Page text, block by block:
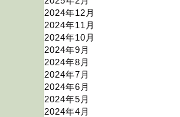
2024年12月
2024年11月
2024年10月
2024年9月
2024年8月
2024年7月
2024年6月
2024年5月
2024年4月